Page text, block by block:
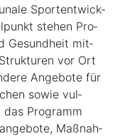
Sport­ent­wick­
ste­hen Pro­
Gesund­heit mit­
vor Ort
Ange­bo­te für
sowie vul­
Pro­gramm
Maß­nah­